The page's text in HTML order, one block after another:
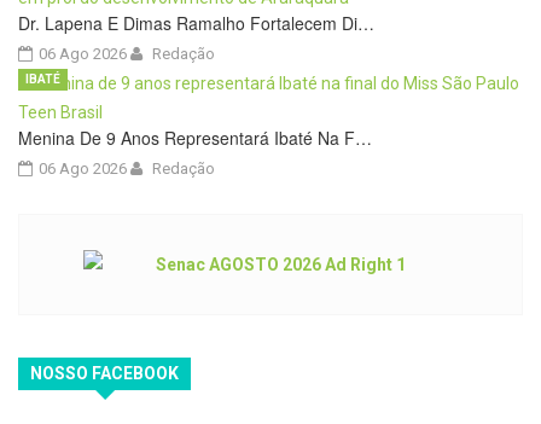
Dr. Lapena E Dimas Ramalho Fortalecem Di…
06 Ago 2026 Redação
Menina De 9 Anos Representará Ibaté Na F…
06 Ago 2026
IBATÉ
Redação
NOSSO FACEBOOK